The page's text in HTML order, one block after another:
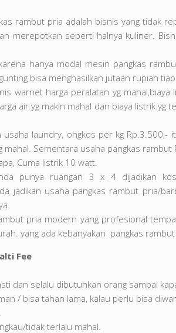
rambut pria adalah bisnis yang tidak
merepotkan seperti halnya kuliner.
hanya modal mesin pangkas
bisa menghasilkan jutaan rupiah tiap
warnet harga peralatan yg
air yg makin mahal dan biaya listrik yg
usaha laundry, ongkos per kg
mahal. Sementara usaha pangkas
Cuma listrik 10 watt.
punya ruangan 3 x 4 dijadikan
jadikan usaha pangkas rambut pria/
pria modern yang profesional
yang ada kebanyakan pangkas
Fee
dan selalu dibutuhkan orang sampai
/ bisa tahan lama, kalau perlu bisa
tidak terlalu mahal.